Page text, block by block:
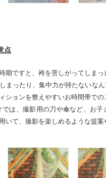
点
期ですと、袴を苦しがってしまっ
まったり、集中力が持たないなん
ションを整えやすいお時間帯での
は、撮影用の刀や傘など、お子
いて、撮影を楽しめるような提案